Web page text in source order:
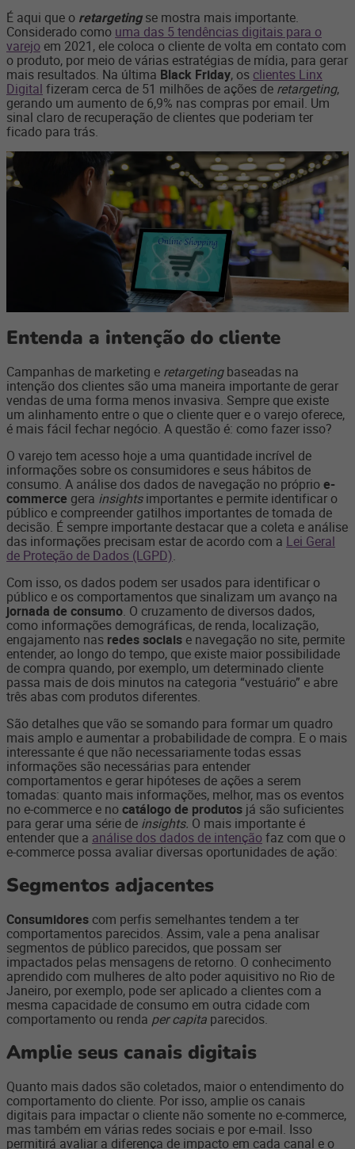
É aqui que o retargetingse mostra mais importante.
Considerado como uma das 5 tendências digitais para o
varejo em 2021, ele coloca o cliente de volta em contato com
o produto, por meio de várias estratégias de mídia, para gerar
mais resultados. Na última Black Friday, os clientes Linx
Digital fizeram cerca de 51 milhões de ações de retargeting,
gerando um aumento de 6,9% nas compras por email. Um
sinal claro de recuperação de clientes que poderiam ter
ficado para trás.
Entenda a intenção do cliente
Campanhas de marketing e retargetingbaseadas na
intenção dos clientes são uma maneira importante de gerar
vendas de uma forma menos invasiva. Sempre que existe
um alinhamento entre o que o cliente quer e o varejo oferece,
é mais fácil fechar negócio. A questão é: como fazer isso?
O varejo tem acesso hoje a uma quantidade incrível de
informações sobre os consumidores e seus hábitos de
consumo. A análise dos dados de navegação no próprioe-
commerce gera insightsimportantes e permite identificar o
público e compreender gatilhos importantes de tomada de
decisão. É sempre importante destacar que a coleta e análise
das informações precisam estar de acordo com a Lei Geral
de Proteção de Dados (LGPD).
Com isso, os dados podem ser usados para identificar o
público e os comportamentos que sinalizam um avanço na
jornada de consumo. O cruzamento de diversos dados,
como informações demográficas, de renda, localização,
engajamento nas redes sociais e navegação no site, permite
entender, ao longo do tempo, que existe maior possibilidade
de compra quando, por exemplo, um determinado cliente
passa mais de dois minutos na categoria “vestuário” e abre
três abas com produtos diferentes.
São detalhes que vão se somando para formar um quadro
mais amplo e aumentar a probabilidade de compra. E o mais
interessante é que não necessariamente todas essas
informações são necessárias para entender
comportamentos e gerar hipóteses de ações a serem
tomadas: quanto mais informações, melhor, mas os eventos
no e-commerce e nocatálogo de produtos já são suficientes
para gerar uma série de insights. O mais importante é
entender que a análise dos dados de intençãofaz com que o
e-commerce possa avaliar diversas oportunidades de ação:
Segmentos adjacentes
Consumidores com perfis semelhantes tendem a ter
comportamentos parecidos. Assim, vale a pena analisar
segmentos de público parecidos, que possam ser
impactados pelas mensagens de retorno. O conhecimento
aprendido com mulheres de alto poder aquisitivo no Rio de
Janeiro, por exemplo, pode ser aplicado a clientes com a
mesma capacidade de consumo em outra cidade com
comportamento ou renda per capita parecidos.
Amplie seus canais digitais
Quanto mais dados são coletados, maior o entendimento do
comportamento do cliente. Por isso, amplie os canais
digitais para impactar o cliente não somente no e-commerce,
mas também em várias redes sociais e por e-mail. Isso
permitirá avaliar a diferença de impacto em cada canal e o